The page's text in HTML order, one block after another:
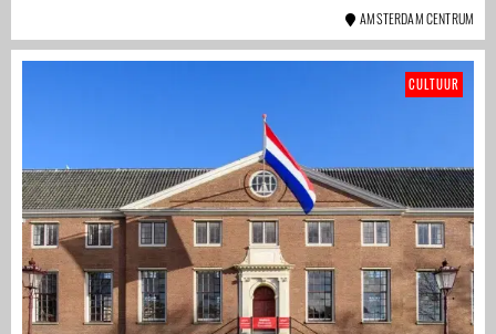
AMSTERDAM CENTRUM
CULTUUR